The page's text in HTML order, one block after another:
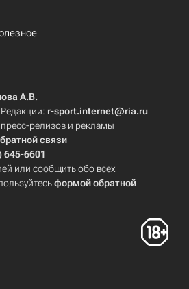
А.В.
r-sport.internet@ria.ru
релизов и рекламы
связи
645-6601
или сообщить обо всех
формой обратной